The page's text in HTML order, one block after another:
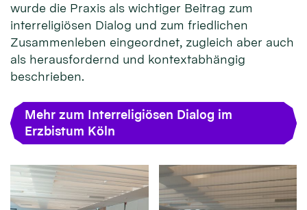
wurde die Praxis als wichtiger Beitrag zum
interreligiösen Dialog und zum friedlichen
Zusammenleben eingeordnet, zugleich aber auch
als herausfordernd und kontextabhängig
beschrieben.
Mehr zum Interreligiösen Dialog im
Erzbistum Köln